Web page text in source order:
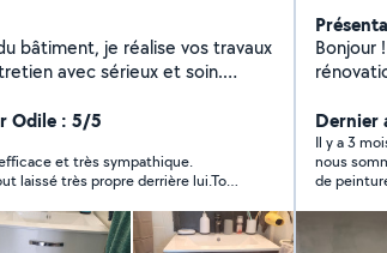
bâtiment, je réalise vos travaux
avec sérieux et soin.
pose de carrelage, enduits,
et petits travaux
des prestations adaptées à
propre, des délais
Rigoureux,
organisé et méthodique. Devis gratuit
Odile : 5/5
et très sympathique.
laissé très propre derrière lui.Tout
Bonjour
pour
toujours avec le
vos
Dernier
Il y a 3
nous sommes
de peinture pour